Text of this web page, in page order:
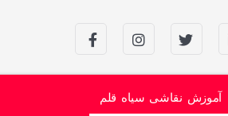
آموزش نقاشی سیاه قلم